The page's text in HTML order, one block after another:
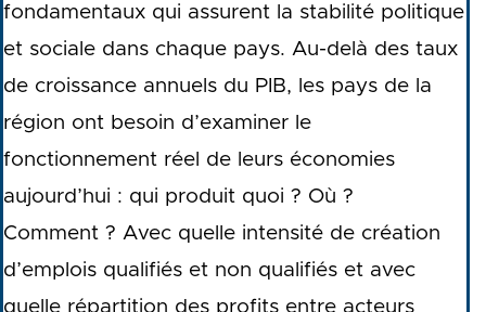
fondamentaux qui assurent la stabilité politique
et sociale dans chaque pays. Au-delà des taux
de croissance annuels du PIB, les pays de la
région ont besoin d’examiner le
fonctionnement réel de leurs économies
aujourd’hui : qui produit quoi ? Où ?
Comment ? Avec quelle intensité de création
d’emplois qualifiés et non qualifiés et avec
quelle répartition des profits entre acteurs